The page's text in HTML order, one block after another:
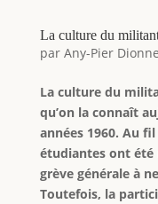
La culture du
par Any-Pier Dionne
La culture du
qu’on la connaît
années 1960. Au
étudiantes ont été
grève générale à
Toutefois, la